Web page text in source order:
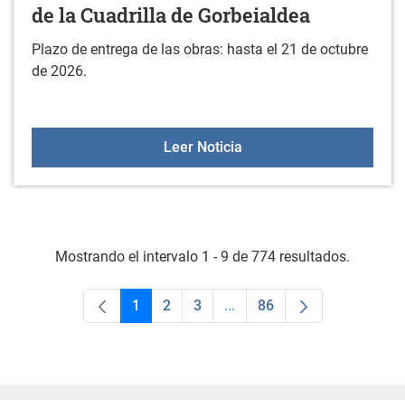
de la Cuadrilla de Gorbeialdea
Plazo de entrega de las obras: hasta el 21 de octubre
de 2026.
Leer NoticiaXXIV CONCURSO DE
Mostrando el intervalo 1 - 9 de 774 resultados.
Página
1 Página
2 Página
3 ...Páginas intermedias Use
Página
86